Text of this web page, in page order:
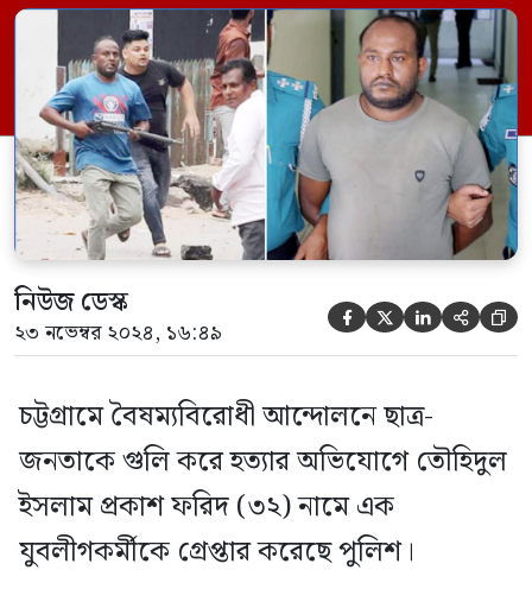
আওতাধীন কামালনগর এলাকা থেকে তাকে
গ্রেপ্তারের পর চট্টগ্রামে আনা হয়। পুলিশ জানায়,
তার বিরুদ্ধে চট্টগ্রাম নগরের চান্দগাঁও থানায় ৫টি
হত্যা মামলাসহ ১২টি মামলা রয়েছে। চান্দগাঁও
থানার ভারপ্রাপ্ত কর্মকর্তা আফতাব উদ্দিন […]
নিউজ ডেস্ক
২৩ নভেম্বর ২০২৪, ১৬:৪৯     
চট্টগ্রামে বৈষম্যবিরোধী আন্দোলনে ছাত্র-
জনতাকে গুলি করে হত্যার অভিযোগে তৌহিদুল
ইসলাম প্রকাশ ফরিদ (৩২) নামে এক
যুবলীগকর্মীকে গ্রেপ্তার করেছে পুলিশ।